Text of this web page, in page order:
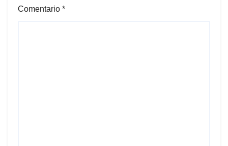
Comentario *